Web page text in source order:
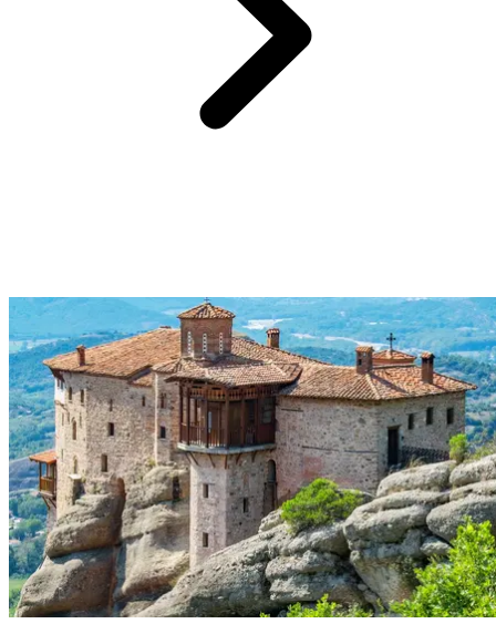
te ontdekken tijdens onze escapade in athene, acropolis van athene.
Het is de beroemdste heuvel van athene en heel griekenland. De
acropolis waakt al duizenden jaren over de hellenistische hoofdstad,
op 3 uur en 30 minuten van je resort in gregolimano. Bewonder dit
symbool van een beschaving die op de unesco-werelderfgoedlijst
staat en voel de kracht van de oude geschiedenis, eenmaal onder de
majestueuze zuilen van het parthenon.